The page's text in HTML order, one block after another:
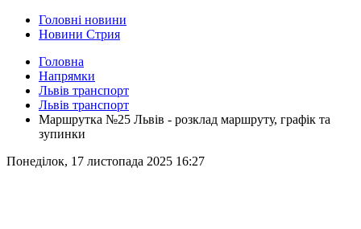
Головні новини
Новини Стрия
Головна
Напрямки
Львів транспорт
Львів транспорт
Маршрутка №25 Львів - розклад маршруту, графік та
зупинки
Понеділок, 17 листопада 2025 16:27